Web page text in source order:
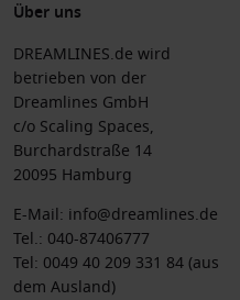
Über uns
DREAMLINES.de wird
betrieben von der
Dreamlines GmbH
c/o Scaling Spaces,
Burchardstraße 14
20095 Hamburg
E-Mail: info@dreamlines.de
Tel.: 040-87406777
Tel: 0049 40 209 331 84 (aus
dem Ausland)